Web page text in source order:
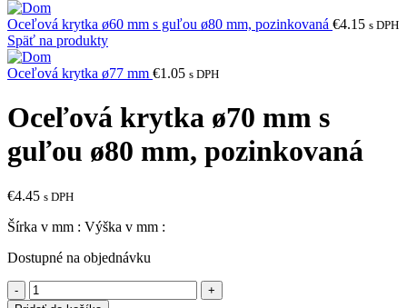
Oceľová krytka ø60 mm s guľou ø80 mm, pozinkovaná €4.15 s DPH
Späť na produkty
Oceľová krytka ø77 mm €1.05 s DPH
Oceľová krytka ø70 mm s
guľou ø80 mm, pozinkovaná
€4.45 s DPH
Šírka v mm : Výška v mm :
Dostupné na objednávku
množstvo
Oceľová